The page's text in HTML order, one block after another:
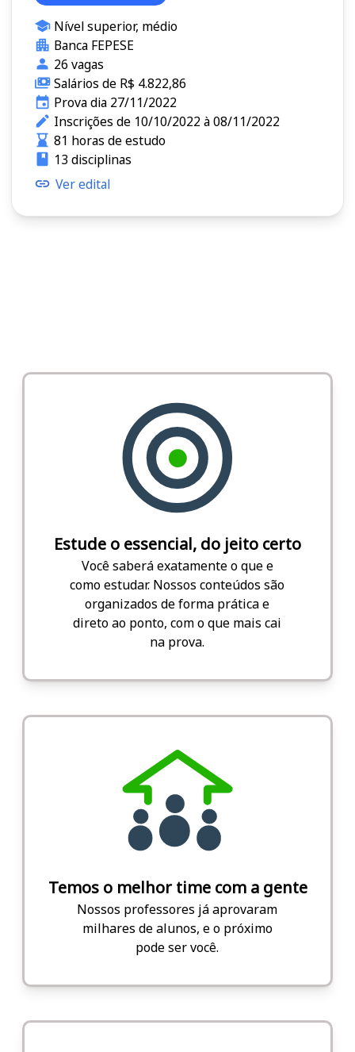
Nível superior, médio
Banca FEPESE
26 vagas
Salários de R$ 4.822,86
Prova dia 27/11/2022
Inscrições de 10/10/2022 à 08/11/2022
81 horas de estudo
13 disciplinas
Ver edital
Estude o essencial, do jeito certo
Você saberá exatamente o que e
como estudar. Nossos conteúdos são
organizados de forma prática e
direto ao ponto, com o que mais cai
na prova.
Temos o melhor time com a gente
Nossos professores já aprovaram
milhares de alunos, e o próximo
pode ser você.